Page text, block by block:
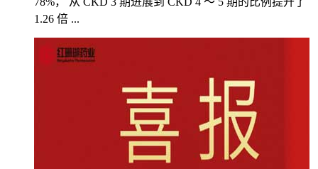
1.26 倍 ...